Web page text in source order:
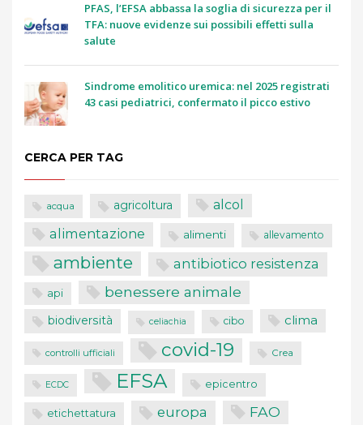
PFAS, l’EFSA abbassa la soglia di sicurezza per il
TFA: nuove evidenze sui possibili effetti sulla
salute
Sindrome emolitico uremica: nel 2025 registrati
43 casi pediatrici, confermato il picco estivo
CERCA PER TAG
acqua agricoltura alcol
alimentazione alimenti allevamento
ambiente antibiotico resistenza
api benessere animale
biodiversità celiachia cibo clima
controlli ufficiali covid-19 Crea
ECDC EFSA epicentro
etichettatura europa FAO